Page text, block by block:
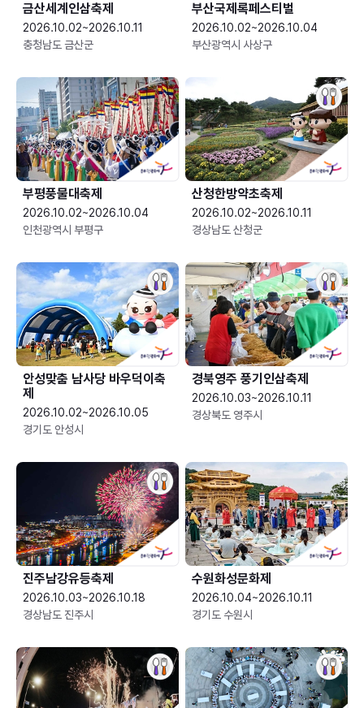
금산세계인삼축제
2026.10.02~2026.10.11
충청남도 금산군
부산국제록페스티벌
2026.10.02~2026.10.04
부산광역시 사상구
부평풍물대축제
2026.10.02~2026.10.04
인천광역시 부평구
산청한방약초축제
2026.10.02~2026.10.11
경상남도 산청군
안성맞춤 남사당 바우덕이축
제
2026.10.02~2026.10.05
경기도 안성시
경북영주 풍기인삼축제
2026.10.03~2026.10.11
경상북도 영주시
진주남강유등축제
2026.10.03~2026.10.18
경상남도 진주시
수원화성문화제
2026.10.04~2026.10.11
경기도 수원시